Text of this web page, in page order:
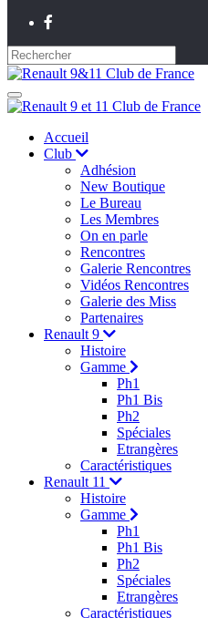
Accueil
Club
Adhésion
New Boutique
Le Bureau
Les Membres
On en parle
Rencontres
Galerie Rencontres
Vidéos Rencontres
Galerie des Miss
Partenaires
Renault 9
Histoire
Gamme
Ph1
Ph1 Bis
Ph2
Spéciales
Etrangères
Caractéristiques
Renault 11
Histoire
Gamme
Ph1
Ph1 Bis
Ph2
Spéciales
Etrangères
Caractéristiques